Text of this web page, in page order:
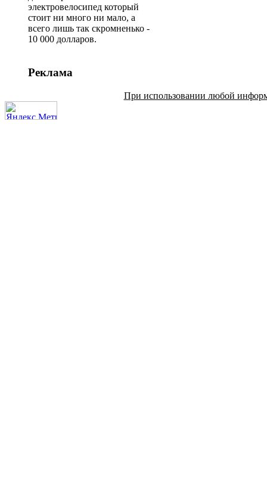
электровелосипед который
стоит ни много ни мало, а
всего лишь так скромненько -
10 000 долларов.
Реклама
При использовании любой